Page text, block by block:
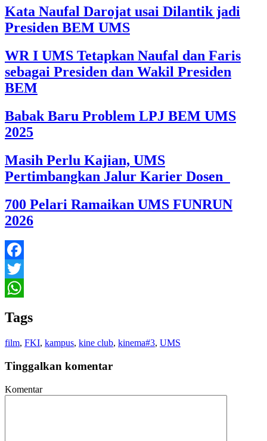
Kata Naufal Darojat usai Dilantik jadi
Presiden BEM UMS
WR I UMS Tetapkan Naufal dan Faris
sebagai Presiden dan Wakil Presiden
BEM
Babak Baru Problem LPJ BEM UMS
2025
Masih Perlu Kajian, UMS
Pertimbangkan Jalur Karier Dosen
700 Pelari Ramaikan UMS FUNRUN
2026
Facebook
Twitter
Tags
film, FKI, kampus, kine club, kinema#3, UMS
Tinggalkan komentar
Komentar